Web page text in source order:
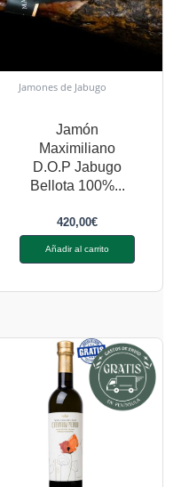
Jamones de Jabugo
Jamón
Maximiliano
D.O.P Jabugo
Bellota 100%...
420,00€
Añadir al carrito